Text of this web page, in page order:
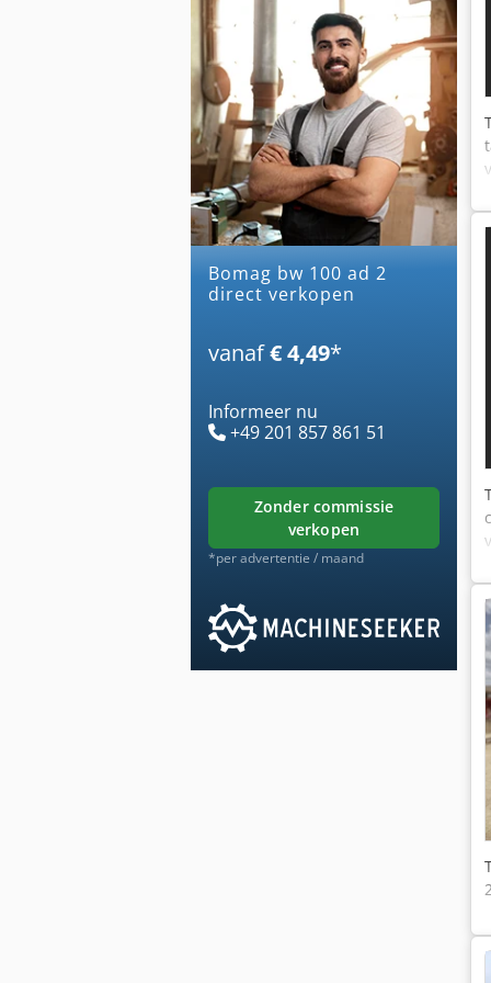
bomag bw 100 ad 2
direct verkopen
vanaf€ 4,49*
Informeer nu
+49 201 857 861 51
zonder commissie
verkopen
*per advertentie / maand